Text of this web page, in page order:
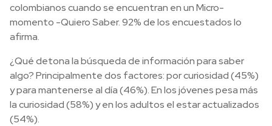
colombianos cuando se encuentran en un Micro-
momento -Quiero Saber. 92% de los encuestados lo
afirma.
¿Qué detona la búsqueda de información para saber
algo? Principalmente dos factores: por curiosidad (45%)
y para mantenerse al día (46%). En los jóvenes pesa más
la curiosidad (58%) y en los adultos el estar actualizados
(54%).